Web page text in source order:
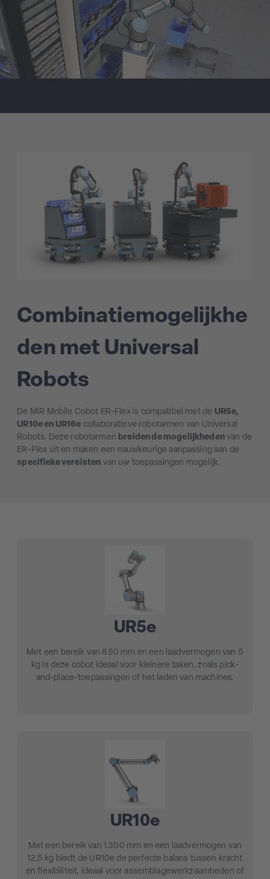
Combinatiemogelijkhe
den met Universal
Robots
De MiR Mobile Cobot ER-Flex is compatibel met de UR5e,
UR10e en UR16e collaboratieve robotarmen van Universal
Robots. Deze robotarmen breiden de mogelijkhedenvan de
ER-Flex uit en maken een nauwkeurige aanpassing aan de
specifieke vereisten van uw toepassingen mogelijk.
UR5e
Met een bereik van 850 mm en een laadvermogen van 5
kg is deze cobot ideaal voor kleinere taken, zoals pick-
and-place-toepassingen of het laden van machines.
UR10e
Met een bereik van 1.300 mm en een laadvermogen van
12,5 kg biedt de UR10e de perfecte balans tussen kracht
en flexibiliteit, ideaal voor assemblagewerkzaamheden of